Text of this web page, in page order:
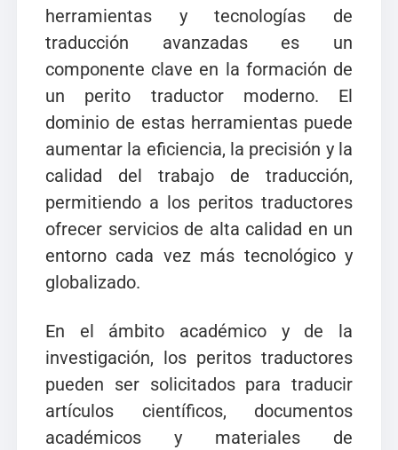
herramientas y tecnologías de
traducción avanzadas es un
componente clave en la formación de
un perito traductor moderno. El
dominio de estas herramientas puede
aumentar la eficiencia, la precisión y la
calidad del trabajo de traducción,
permitiendo a los peritos traductores
ofrecer servicios de alta calidad en un
entorno cada vez más tecnológico y
globalizado.
En el ámbito académico y de la
investigación, los peritos traductores
pueden ser solicitados para traducir
artículos científicos, documentos
académicos y materiales de